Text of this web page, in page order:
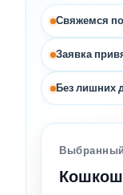
Свяжемся
Заявка
Без лишних
Кошкош